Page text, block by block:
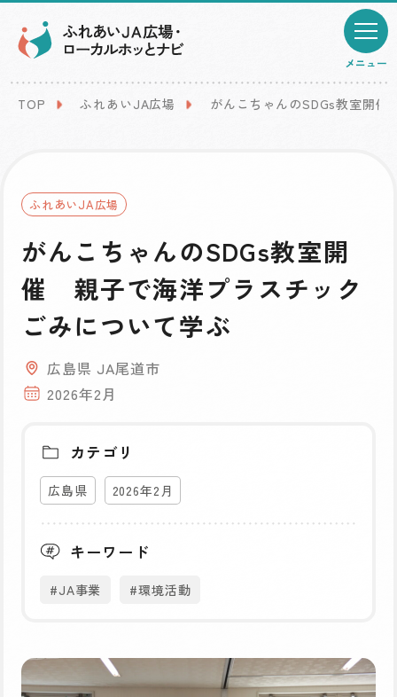
メニュー
TOP ふれあいJA広場 がんこちゃんのSDGs教室開
ふれあいJA広場
がんこちゃんのSDGs教室開
催 親子で海洋プラスチック
ごみについて学ぶ
広島県 JA尾道市
2026年2月
カテゴリ
広島県 2026年2月
キーワード
#JA事業 #環境活動